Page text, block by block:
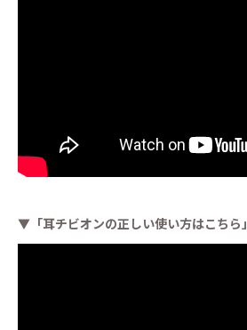
▼「耳チビオンの正しい使い方はこちら」